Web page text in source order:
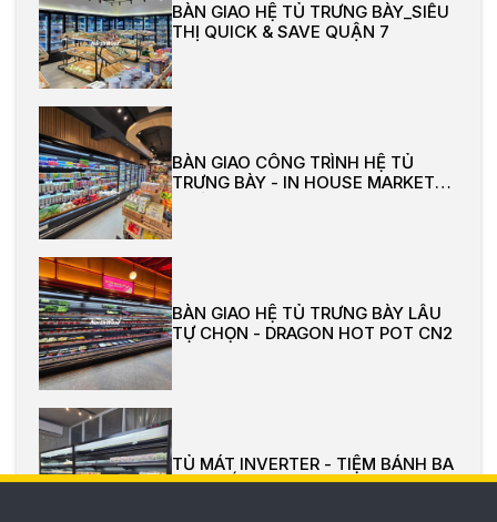
BÀN GIAO HỆ TỦ TRƯNG BÀY_SIÊU
THỊ QUICK & SAVE QUẬN 7
BÀN GIAO CÔNG TRÌNH HỆ TỦ
TRƯNG BÀY - IN HOUSE MARKET
BÀN GIAO HỆ TỦ TRƯNG BÀY LẨU
TỰ CHỌN - DRAGON HOT POT CN2
TỦ MÁT INVERTER - TIỆM BÁNH BA
CON GẤU